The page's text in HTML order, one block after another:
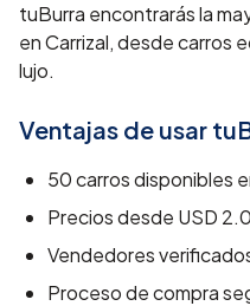
tuBurra encontrarás la
en Carrizal, desde carros
lujo.
Ventajas de usar
50carros disponibles
Precios desde USD
Vendedores
Proceso de compra